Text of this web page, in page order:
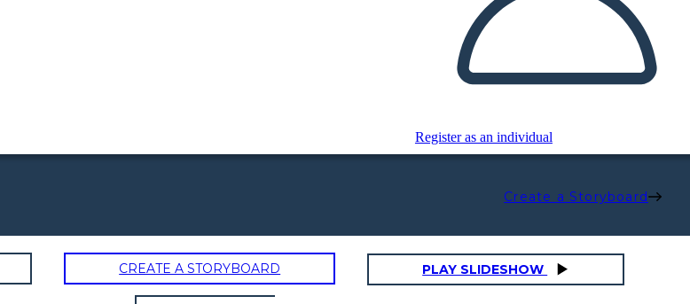
Register as an individual
Create a Storyboard
CREATE A STORYBOARD PLAY SLIDESHOW